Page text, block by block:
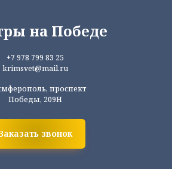
на Победе
+7 978 799 83 25
krimsvet@mail.ru
проспект
Победы, 209Н
звонок